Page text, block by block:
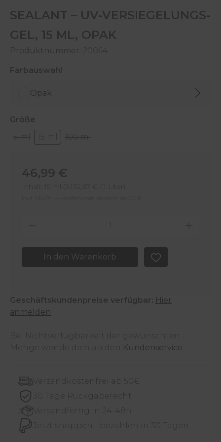
SEALANT – UV-VERSIEGELUNGS-
GEL, 15 ML, OPAK
Produktnummer: 20064
Farbauswahl
Opak
Größe
5 ml
15 ml 100 ml
Regulärer Preis:
46,99 €
Inhalt: (3.132,67 € / 1 Liter)
Produkt Anzahl: Gib den
In den Warenkorb
Geschäftskundenpreise verfügbar: Hier
anmelden
Bei Nichtverfügbarkeit der gewünschten
Menge wende dich an den
Kundenservice
Versandkostenfrei ab 50€
30 Tage Rückgaberecht
Versandfertig in 24-48h
Jetzt shoppen - bezahlen in 30 Tagen